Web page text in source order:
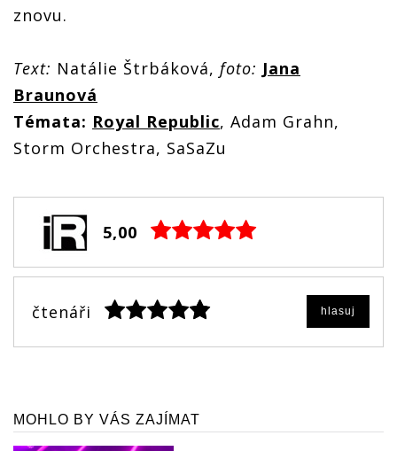
znovu.
Text: Natálie Štrbáková, foto: Jana
Braunová
Témata: Royal Republic, Adam Grahn,
Storm Orchestra, SaSaZu
5,00
čtenáři hlasuj
MOHLO BY VÁS ZAJÍMAT